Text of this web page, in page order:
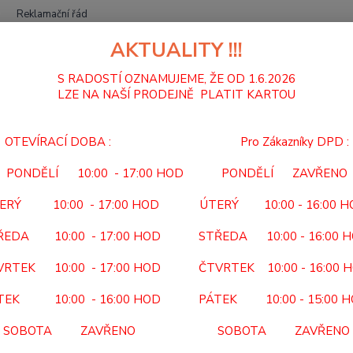
Reklamační řád
DVOUKOLOVÉ PEVNÉ
12/
Kód
ne
AKTUALITY !!!
S RADOSTÍ OZNAMUJEME, ŽE OD 1.6.2026
LZE NA NAŠÍ PRODEJNĚ PLATIT KARTOU
OTEVÍRACÍ DOBA : Pro Zákazníky DPD :
PONDĚLÍ 10:00 - 17:00 HOD PONDĚLÍ ZAVŘENO
10:00 - 17:00 HOD ÚTERÝ 10:00 - 16:00
10:00 - 17:00 HOD STŘEDA 10:00 - 16:00
10:00 - 17:00 HOD ČTVRTEK 10:00 - 16:00
10:00 - 16:00 HOD PÁTEK 10:00 - 15:00
SOBOTA ZAVŘENO SOBOTA ZAVŘENO